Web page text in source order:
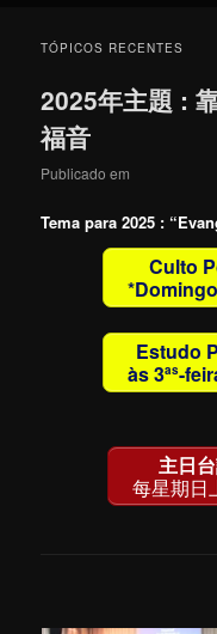
TÓPICOS RECENTES
2025年主題 :
福音
Publicado em
Tema para 2025 :
Culto
Estudo
às 3as-
主日
每星期日